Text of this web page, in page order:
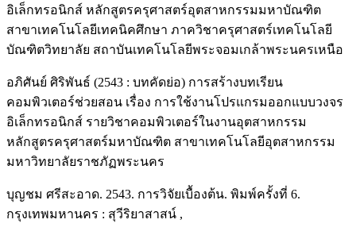
อิเล็กทรอนิกส์ หลักสูตรครุศาสตร์อุตสาหกรรมมหาบัณฑิต
สาขาเทคโนโลยีเทคนิคศึกษา ภาควิชาครุศาสตร์เทคโนโลยี
บัณฑิตวิทยาลัย สถาบันเทคโนโลยีพระจอมเกล้าพระนครเหนือ
อภิศันย์ ศิริพันธ์ (2543 : บทคัดย่อ) การสร้างบทเรียน
คอมพิวเตอร์ช่วยสอน เรื่อง การใช้งานโปรแกรมออกแบบวงจร
อิเล็กทรอนิกส์ รายวิชาคอมพิวเตอร์ในงานอุตสาหกรรม
หลักสูตรครุศาสตร์มหาบัณฑิต สาขาเทคโนโลยีอุตสาหกรรม
มหาวิทยาลัยราชภัฏพระนคร
บุญชม ศรีสะอาด. 2543. การวิจัยเบื้องต้น. พิมพ์ครั้งที่ 6.
กรุงเทพมหานคร : สุวีริยาสาสน์ ,